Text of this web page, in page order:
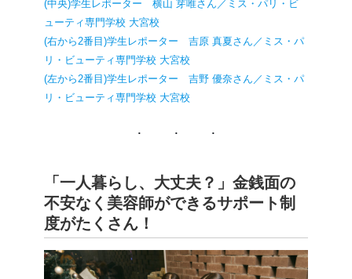
(中央)学生レポーター 横山 芽唯さん／ミス・パリ・ビ
ューティ専門学校 大宮校
(右から2番目)学生レポーター 吉原 真夏さん／ミス・パ
リ・ビューティ専門学校 大宮校
(左から2番目)学生レポーター 吉野 優奈さん／ミス・パ
リ・ビューティ専門学校 大宮校
「一人暮らし、大丈夫？」金銭面の
不安なく美容師ができるサポート制
度がたくさん！